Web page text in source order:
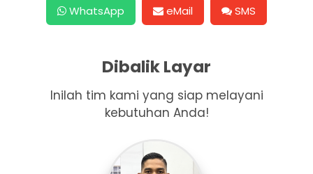
WhatsApp eMail SMS
Dibalik Layar
Inilah tim kami yang siap melayani
kebutuhan Anda!